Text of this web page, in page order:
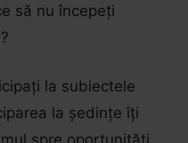
să nu începeți
la subiectele
la ședințe îți